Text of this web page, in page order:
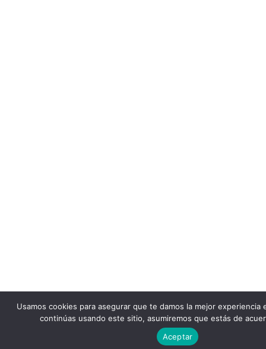
Usamos cookies para asegurar que te damos la mejor experiencia
continúas usando este sitio, asumiremos que estás de
Aceptar